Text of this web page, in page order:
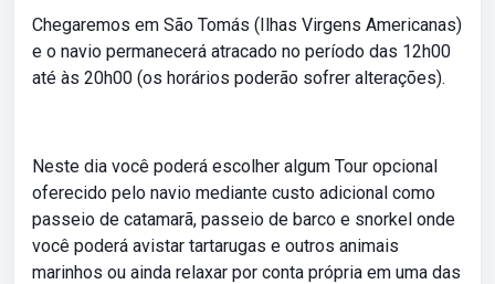
Chegaremos em São Tomás (Ilhas Virgens Americanas)
e o navio permanecerá atracado no período das 12h00
até às 20h00 (os horários poderão sofrer alterações).
Neste dia você poderá escolher algum Tour opcional
oferecido pelo navio mediante custo adicional como
passeio de catamarã, passeio de barco e snorkel onde
você poderá avistar tartarugas e outros animais
marinhos ou ainda relaxar por conta própria em uma das